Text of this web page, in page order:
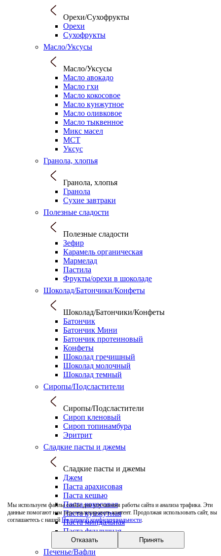
Мы используем файлы cookie для улучшения работы сайта и анализа трафика. Эти
данные помогают нам персонализировать контент. Продолжая использовать сайт, вы
соглашаетесь с нашей Политикой конфиденциальности.
Отказать Принять
Орехи/Сухофрукты
Орехи
Сухофрукты
Масло/Уксусы
Масло/Уксусы
Масло авокадо
Масло гхи
Масло кокосовое
Масло кунжутное
Масло оливковое
Масло тыквенное
Микс масел
МСТ
Уксус
Гранола, хлопья
Гранола, хлопья
Гранола
Сухие завтраки
Полезные сладости
Полезные сладости
Зефир
Карамель органическая
Мармелад
Пастила
Фрукты/орехи в шоколаде
Шоколад/Батончики/Конфеты
Шоколад/Батончики/Конфеты
Батончик
Батончик Мини
Батончик протеиновый
Конфеты
Шоколад гречишный
Шоколад молочный
Шоколад темный
Сиропы/Подсластители
Сиропы/Подсластители
Сироп кленовый
Сироп топинамбура
Эритрит
Сладкие пасты и джемы
Сладкие пасты и джемы
Джем
Паста арахисовая
Паста кешью
Паста кокосовая
Паста кунжутная
Паста миндальная
Паста фундучная
Паштет/Пате
Печенье/Вафли